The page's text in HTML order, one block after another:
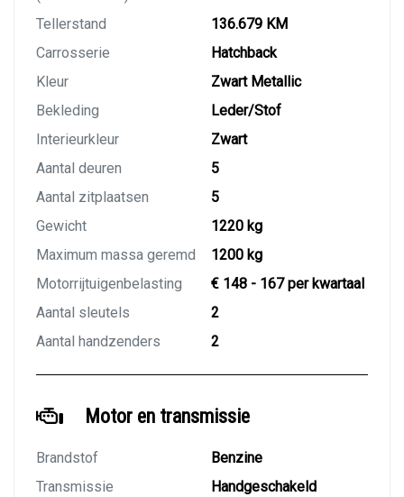
Tellerstand
136.679 KM
Carrosserie
Hatchback
Kleur
Zwart Metallic
Bekleding
Leder/Stof
Interieurkleur
Zwart
Aantal deuren
5
Aantal zitplaatsen
5
Gewicht
1220 kg
Maximum massa geremd
1200 kg
Motorrijtuigenbelasting
€ 148 - 167 per kwartaal
Aantal sleutels
2
Aantal handzenders
2
Motor en transmissie
Brandstof
Benzine
Transmissie
Handgeschakeld